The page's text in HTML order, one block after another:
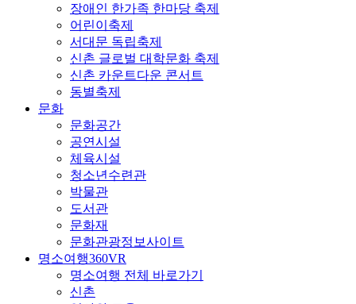
장애인 한가족 한마당 축제
어린이축제
서대문 독립축제
신촌 글로벌 대학문화 축제
신촌 카운트다운 콘서트
동별축제
문화
문화공간
공연시설
체육시설
청소년수련관
박물관
도서관
문화재
문화관광정보사이트
명소여행360VR
명소여행 전체 바로가기
신촌